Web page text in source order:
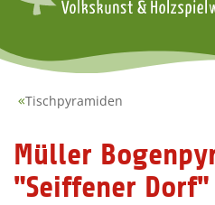
Tischpyramiden
Müller
"Seiffener Dorf"